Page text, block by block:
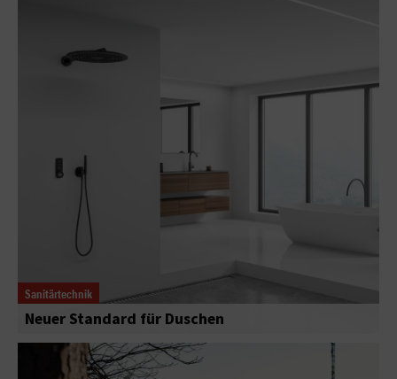
Sanitärtechnik
Neuer Standard für Duschen